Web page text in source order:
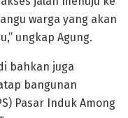
warga yang akan
ungkap Agung.
bahkan juga
bangunan
Pasar Induk Among